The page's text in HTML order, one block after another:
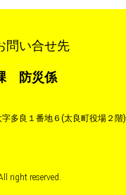
問い合せ先
防災係
多良１番地６(太良町役場２階)
right reserved.